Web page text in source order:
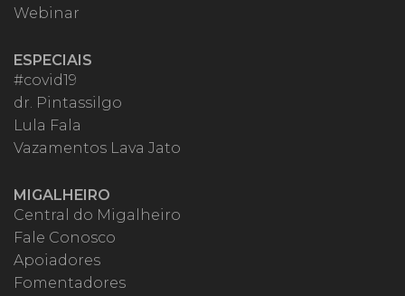
Webinar
ESPECIAIS
#covid19
dr. Pintassilgo
Lula Fala
Vazamentos Lava Jato
MIGALHEIRO
Central do Migalheiro
Fale Conosco
Apoiadores
Fomentadores